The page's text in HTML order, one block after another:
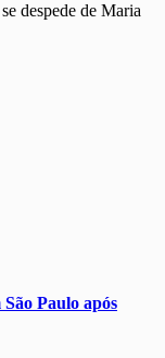
despede de Maria
Paulo após